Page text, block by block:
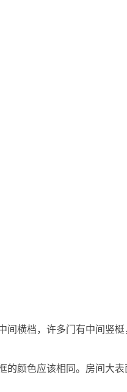
间横档，许多门有中间竖
颜色应该相同。房间大